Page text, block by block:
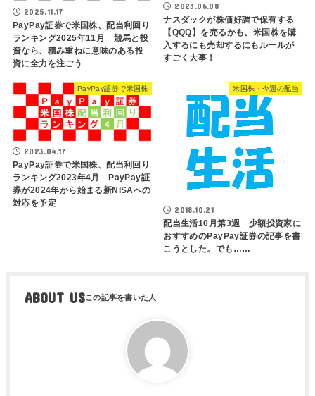
2025.11.17
PayPay証券で米国株、配当利回り
ランキング2025年11月 競馬と投
資なら、積み重ねに意味のある投
資に全力を注ごう
2023.06.08
ナスダックが株価好調で保有する
【QQQ】を売るかも。米国株を購
入するにも売却するにもルールが
すごく大事！
PayPay証券で米国株
2023.04.17
PayPay証券で米国株、配当利回り
ランキング2023年4月 PayPay証
券が2024年から始まる新NISAへの
対応を予定
米国株・今週の配当
2018.10.21
配当生活10月第3週 少額投資家に
おすすめのPayPay証券の記事を書
こうとした。でも……
ABOUT US